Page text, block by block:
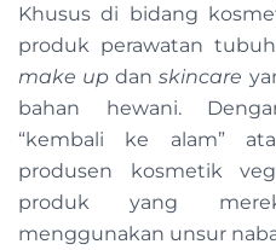
Khusus di bidang
produk perawatan
make up danskincare
bahan hewani.
“kembali ke alam”
produsen kosmetik
produk yang
menggunakan unsur